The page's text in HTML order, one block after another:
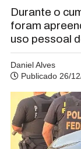
Durante o
foram
uso pessoal
Daniel Alves
Publicado 26/